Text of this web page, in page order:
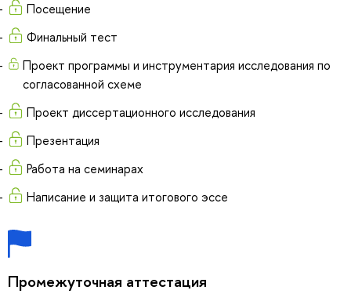
Посещение
Финальный тест
Проект программы и инструментария исследования по
согласованной схеме
Проект диссертационного исследования
Презентация
Работа на семинарах
Написание и защита итогового эссе
Промежуточная аттестация